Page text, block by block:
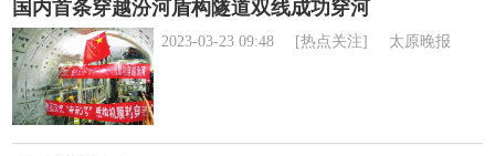
国内首条穿越汾河盾构隧道双线成功穿河
2023-03-23 09:48 [热点关注] 太原晚报